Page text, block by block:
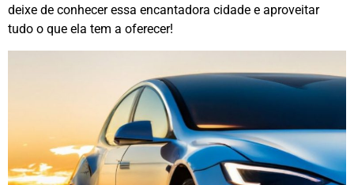
deixe de conhecer essa encantadora cidade e aproveitar
tudo o que ela tem a oferecer!